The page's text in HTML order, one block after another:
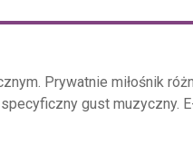
Prywatnie miłośnik
gust muzyczny.